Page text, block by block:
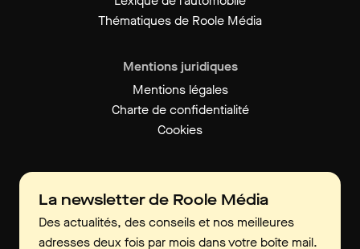
Thématiques de Roole Média
Mentions juridiques
Mentions légales
Charte de confidentialité
Cookies
La newsletter de Roole Média
Des actualités, des conseils et nos meilleures
adresses deux fois par mois dans votre boîte mail.